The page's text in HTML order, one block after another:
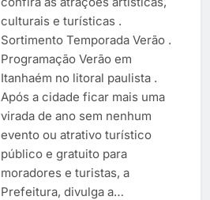
culturais e turísticas .
Sortimento Temporada Verão .
Programação Verão em
Itanhaém no litoral paulista .
Após a cidade ficar mais uma
virada de ano sem nenhum
evento ou atrativo turístico
público e gratuito para
moradores e turistas, a
Prefeitura, divulga a…